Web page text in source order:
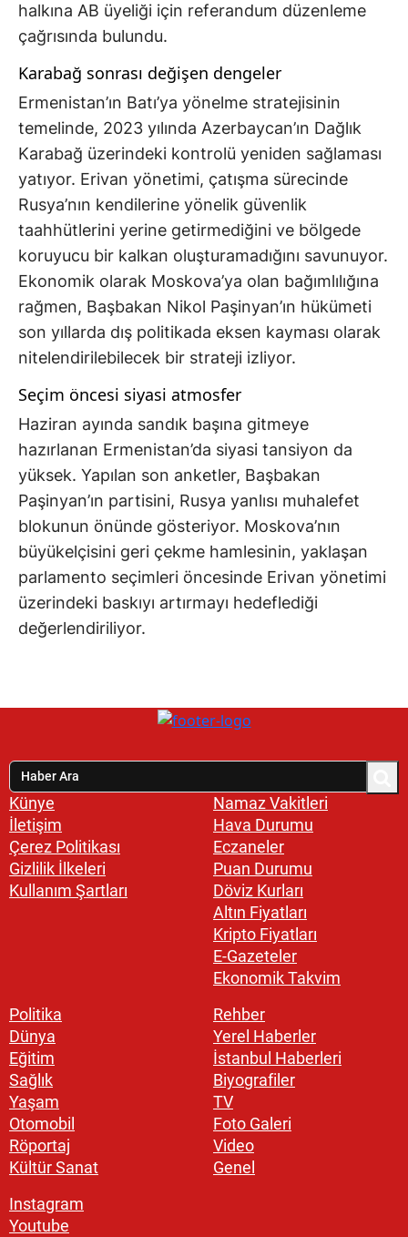
halkına AB üyeliği için referandum düzenleme
çağrısında bulundu.
Karabağ sonrası değişen dengeler
Ermenistan’ın Batı’ya yönelme stratejisinin
temelinde, 2023 yılında Azerbaycan’ın Dağlık
Karabağ üzerindeki kontrolü yeniden sağlaması
yatıyor. Erivan yönetimi, çatışma sürecinde
Rusya’nın kendilerine yönelik güvenlik
taahhütlerini yerine getirmediğini ve bölgede
koruyucu bir kalkan oluşturamadığını savunuyor.
Ekonomik olarak Moskova’ya olan bağımlılığına
rağmen, Başbakan Nikol Paşinyan’ın hükümeti
son yıllarda dış politikada eksen kayması olarak
nitelendirilebilecek bir strateji izliyor.
Seçim öncesi siyasi atmosfer
Haziran ayında sandık başına gitmeye
hazırlanan Ermenistan’da siyasi tansiyon da
yüksek. Yapılan son anketler, Başbakan
Paşinyan’ın partisini, Rusya yanlısı muhalefet
blokunun önünde gösteriyor. Moskova’nın
büyükelçisini geri çekme hamlesinin, yaklaşan
parlamento seçimleri öncesinde Erivan yönetimi
üzerindeki baskıyı artırmayı hedeflediği
değerlendiriliyor.
Künye
İletişim
Çerez Politikası
Gizlilik İlkeleri
Kullanım Şartları
Namaz Vakitleri
Hava Durumu
Eczaneler
Puan Durumu
Döviz Kurları
Altın Fiyatları
Kripto Fiyatları
E-Gazeteler
Ekonomik Takvim
Politika
Dünya
Eğitim
Sağlık
Yaşam
Otomobil
Röportaj
Kültür Sanat
Rehber
Yerel Haberler
İstanbul Haberleri
Biyografiler
TV
Foto Galeri
Video
Genel
Instagram
Youtube